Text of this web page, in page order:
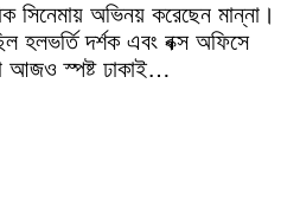
সিনেমায় অভিনয় করেছেন মান্না।
হলভর্তি দর্শক এবং বক্স অফিসে
আজও স্পষ্ট ঢাকাই…